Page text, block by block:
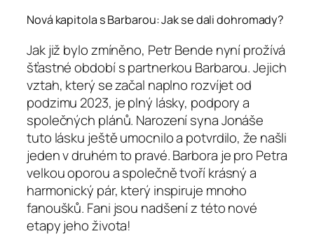
Nová kapitola s Barbarou: Jak se dali dohromady?
Jak již bylo zmíněno, Petr Bende nyní prožívá
šťastné období s partnerkou Barbarou. Jejich
vztah, který se začal naplno rozvíjet od
podzimu 2023, je plný lásky, podpory a
společných plánů. Narození syna Jonáše
tuto lásku ještě umocnilo a potvrdilo, že našli
jeden v druhém to pravé. Barbora je pro Petra
velkou oporou a společně tvoří krásný a
harmonický pár, který inspiruje mnoho
fanoušků. Fani jsou nadšení z této nové
etapy jeho života!